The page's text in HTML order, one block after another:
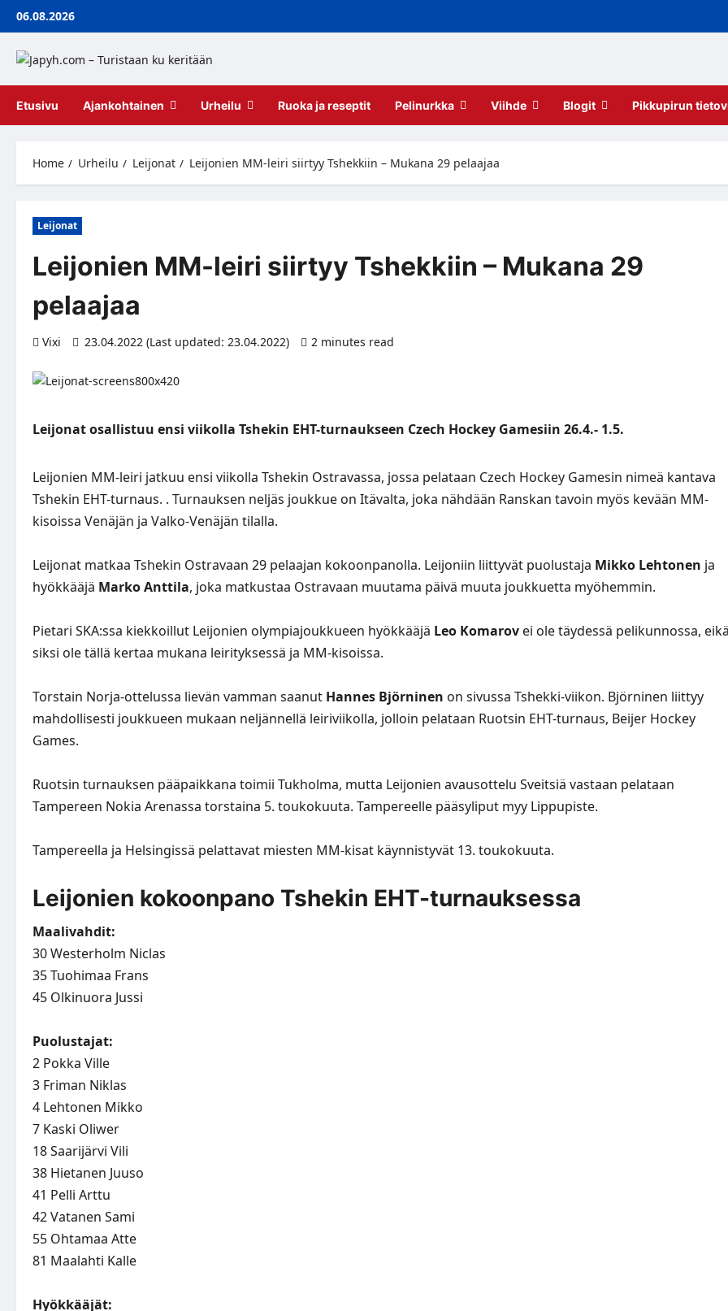
Skip06.08.2026
Etusivu Ajankohtainen Urheilu Ruoka ja reseptit Pelinurkka Viihde Blogit Pikkupirun
Home Urheilu Leijonat Leijonien MM-leiri siirtyy Tshekkiin – Mukana 29 pelaajaa
Leijonat
Leijonien MM-leiri siirtyy Tshekkiin – Mukana 29
pelaajaa
Vixi 23.04.2022 (Last updated: 23.04.2022) 2 minutes read
Leijonat osallistuu ensi viikolla Tshekin EHT-turnaukseen Czech Hockey Gamesiin 26.4.- 1.5.
Leijonien MM-leiri jatkuu ensi viikolla Tshekin Ostravassa, jossa pelataan Czech Hockey Gamesin nimeä kantava
Tshekin EHT-turnaus. . Turnauksen neljäs joukkue on Itävalta, joka nähdään Ranskan tavoin myös kevään MM-
kisoissa Venäjän ja Valko-Venäjän tilalla.
Leijonat matkaa Tshekin Ostravaan 29 pelaajan kokoonpanolla. Leijoniin liittyvät puolustaja Mikko Lehtonen ja
hyökkääjä Marko Anttila, joka matkustaa Ostravaan muutama päivä muuta joukkuetta myöhemmin.
Pietari SKA:ssa kiekkoillut Leijonien olympiajoukkueen hyökkääjä Leo Komarov ei ole täydessä pelikunnossa,
siksi ole tällä kertaa mukana leirityksessä ja MM-kisoissa.
Torstain Norja-ottelussa lievän vamman saanut Hannes Björninen on sivussa Tshekki-viikon. Björninen liittyy
mahdollisesti joukkueen mukaan neljännellä leiriviikolla, jolloin pelataan Ruotsin EHT-turnaus, Beijer Hockey
Games.
Ruotsin turnauksen pääpaikkana toimii Tukholma, mutta Leijonien avausottelu Sveitsiä vastaan pelataan
Tampereen Nokia Arenassa torstaina 5. toukokuuta. Tampereelle pääsyliput myy Lippupiste.
Tampereella ja Helsingissä pelattavat miesten MM-kisat käynnistyvät 13. toukokuuta.
Leijonien kokoonpano Tshekin EHT-turnauksessa
Maalivahdit:
30 Westerholm Niclas
35 Tuohimaa Frans
45 Olkinuora Jussi
Puolustajat:
2 Pokka Ville
3 Friman Niklas
4 Lehtonen Mikko
7 Kaski Oliwer
18 Saarijärvi Vili
38 Hietanen Juuso
41 Pelli Arttu
42 Vatanen Sami
55 Ohtamaa Atte
81 Maalahti Kalle
Hyökkääjät: